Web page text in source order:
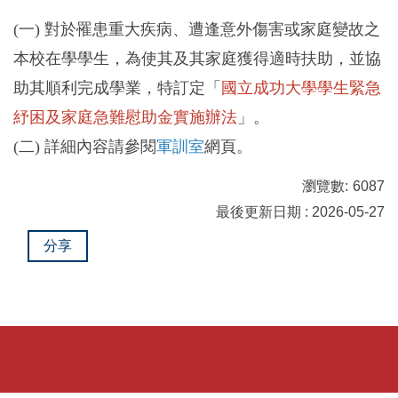
(一) 對於罹患重大疾病、遭逢意外傷害或家庭變故之
本校在學學生，為使其及其家庭獲得適時扶助，並協
助其順利完成學業，特訂定「 國立成功大學學生緊急
紓困及家庭急難慰助金實施辦法 」。
(二) 詳細內容請參閱軍訓室網頁。
瀏覽數: 6087
最後更新日期 : 2026-05-27
分享